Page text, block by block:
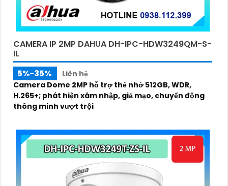
CAMERA IP 2MP DAHUA DH-IPC-HDW3249QM-S-
IL
5%-35%
Liên hệ
Camera Dome 2MP hỗ trợ thẻ nhớ 512GB, WDR,
H.265+; phát hiện xâm nhập, giả mạo, chuyển động
thông minh vượt trội